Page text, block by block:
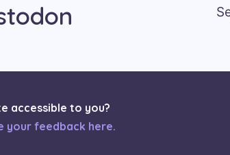
accessible to you?
your feedback here.